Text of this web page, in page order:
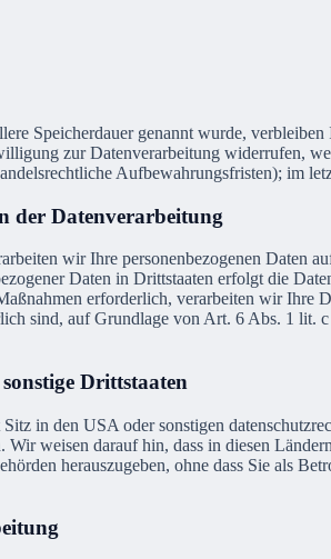
Speicherdauer genannt wurde,
zur Datenverarbeitung widerrufen,
Aufbewahrungsfristen); im
der Datenverarbeitung
wir Ihre personenbezogenen
Daten in Drittstaaten erfolgt die
erforderlich, verarbeiten wir
sind, auf Grundlage von Art. 6 Abs. 1 lit.
Drittstaaten
in den USA oder sonstigen
weisen darauf hin, dass in diesen
herauszugeben, ohne dass Sie als